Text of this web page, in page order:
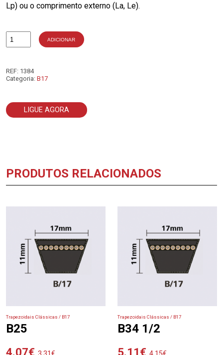
Lp) ou o comprimento externo (La, Le).
Quantidade
ADICIONAR
REF: 1384
Categoria: B17
LIGUE AGORA
PRODUTOS RELACIONADOS
Trapezoidais Clássicas / B17
B25
4.07€
Trapezoidais Clássicas / B17
B34 1/2
5.11€